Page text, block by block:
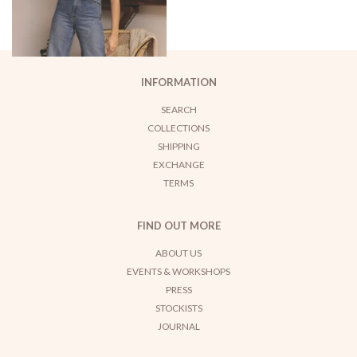
INFORMATION
SEARCH
COLLECTIONS
SHIPPING
EXCHANGE
TERMS
FIND OUT MORE
ABOUT US
EVENTS & WORKSHOPS
PRESS
STOCKISTS
JOURNAL